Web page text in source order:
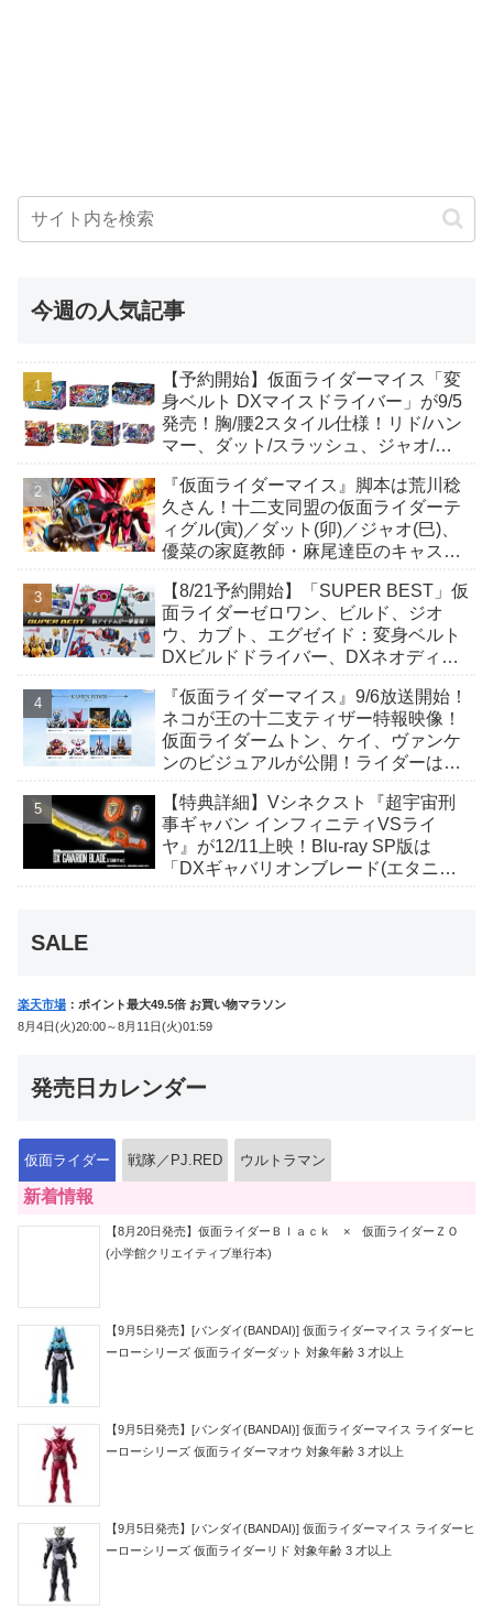
今週の人気記事
【予約開始】仮面ライダーマイス「変
身ベルト DXマイスドライバー」が9/5
発売！胸/腰2スタイル仕様！リド/ハン
マー、ダット/スラッシュ、ジャオ/バ
も！
『仮面ライダーマイス』脚本は荒川稔
久さん！十二支同盟の仮面ライダーテ
ィグル(寅)／ダット(卯)／ジャオ(巳)、
優菜の家庭教師・麻尾達臣のキャスト
んも変身！
【8/21予約開始】「SUPER BEST」仮
面ライダーゼロワン、ビルド、ジオ
ウ、カブト、エグゼイド：変身ベルト
DXビルドドライバー、DXネオディケ
か12点！
『仮面ライダーマイス』9/6放送開始！
ネコが王の十二支ティザー特報映像！
仮面ライダームトン、ケイ、ヴァンケ
ンのビジュアルが公開！ライダーは子
【特典詳細】Vシネクスト『超宇宙刑
事ギャバン インフィニティVSライ
ヤ』が12/11上映！Blu-ray SP版は
「DXギャバリオンブレード(エタニテ
SALE
楽天市場 ：ポイント最大49.5倍 お買い物マラソン
8月4日(火)20:00～8月11日(火)01:59
発売日カレンダー
仮面ライダー 戦隊／PJ.RED ウルトラマン
新着情報
【8月20日発売】仮面ライダーＢｌａｃｋ × 仮面ライダーＺＯ
(小学館クリエイティブ単行本)
【9月5日発売】[バンダイ(BANDAI)] 仮面ライダーマイス ライダーヒ
ーローシリーズ 仮面ライダーダット 対象年齢 3 才以上
【9月5日発売】[バンダイ(BANDAI)] 仮面ライダーマイス ライダーヒ
ーローシリーズ 仮面ライダーマオウ 対象年齢 3 才以上
【9月5日発売】[バンダイ(BANDAI)] 仮面ライダーマイス ライダーヒ
ーローシリーズ 仮面ライダーリド 対象年齢 3 才以上